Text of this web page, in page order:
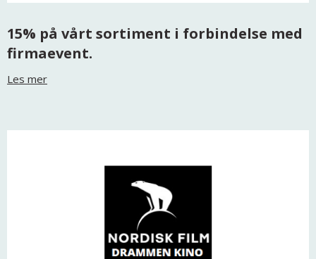
15% på vårt sortiment i forbindelse med
firmaevent.
Les mer